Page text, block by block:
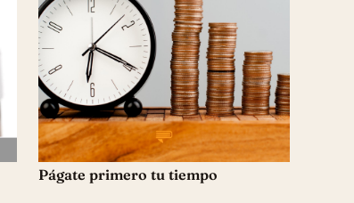
Págate primero tu tiempo